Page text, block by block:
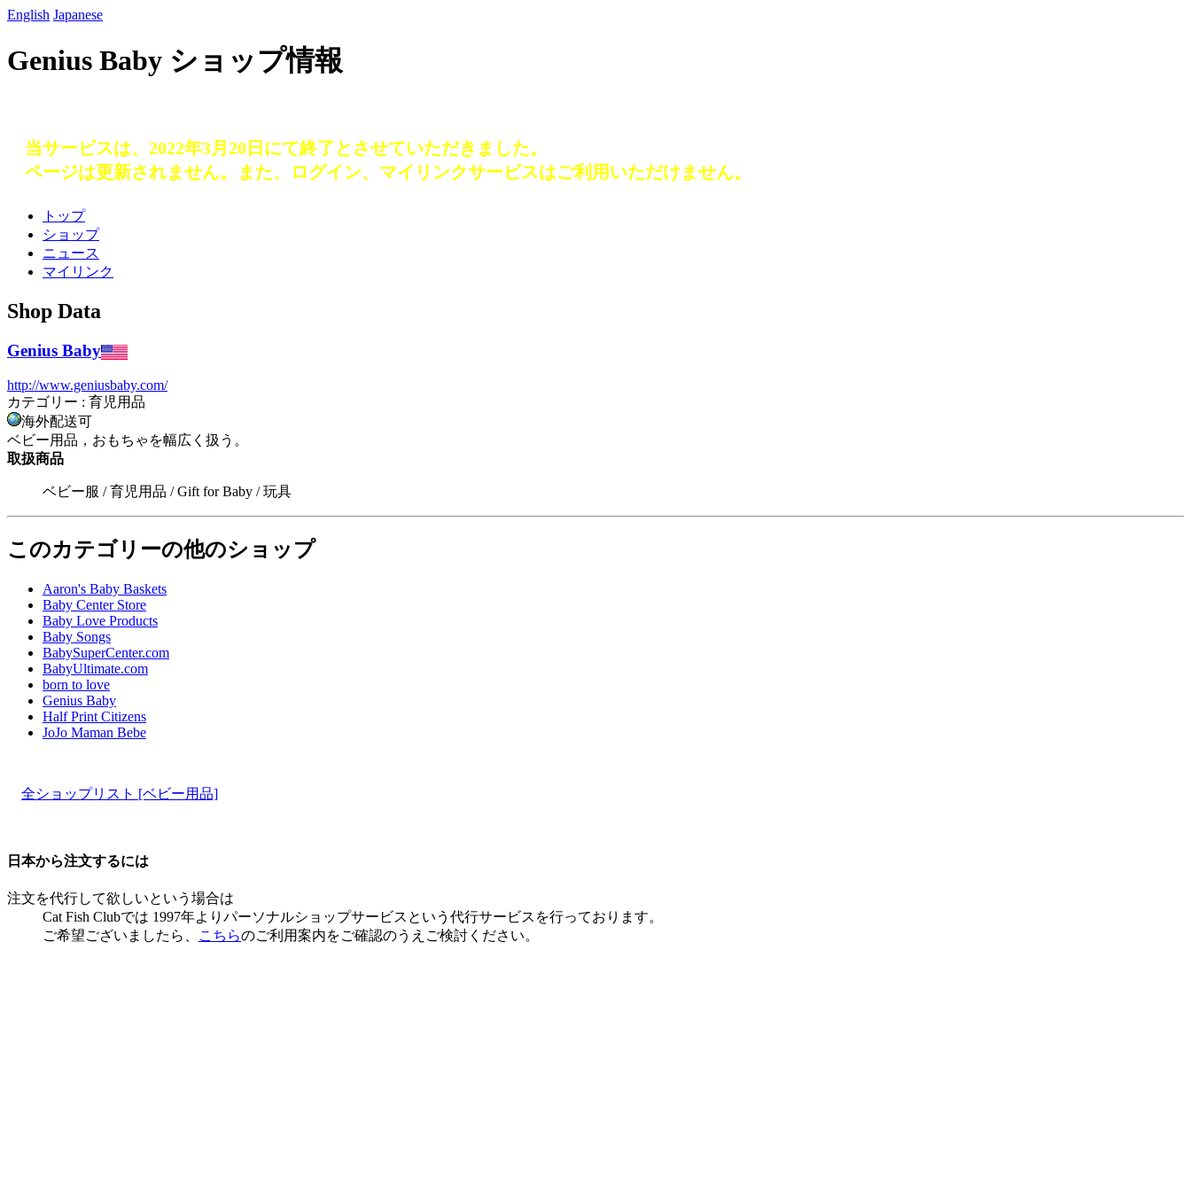
English Japanese
Genius Baby ショップ情報
当サービスは、2022年3月20日にて終了とさせていただきました。
ページは更新されません。また、ログイン、マイリンクサービスはご利用いただけません。
トップ
ショップ
ニュース
マイリンク
Shop Data
Genius Baby
http://www.geniusbaby.com/
カテゴリー : 育児用品
海外配送可
ベビー用品，おもちゃを幅広く扱う。
取扱商品
ベビー服 / 育児用品 / Gift for Baby / 玩具
このカテゴリーの他のショップ
Aaron's Baby Baskets
Baby Center Store
Baby Love Products
Baby Songs
BabySuperCenter.com
BabyUltimate.com
born to love
Genius Baby
Half Print Citizens
JoJo Maman Bebe
全ショップリスト [ベビー用品]
日本から注文するには
注文を代行して欲しいという場合は
Cat Fish Clubでは 1997年よりパーソナルショップサービスという代行サービスを行っております。
ご希望ございましたら、
こちらのご利用案内をご確認のうえご検討ください。